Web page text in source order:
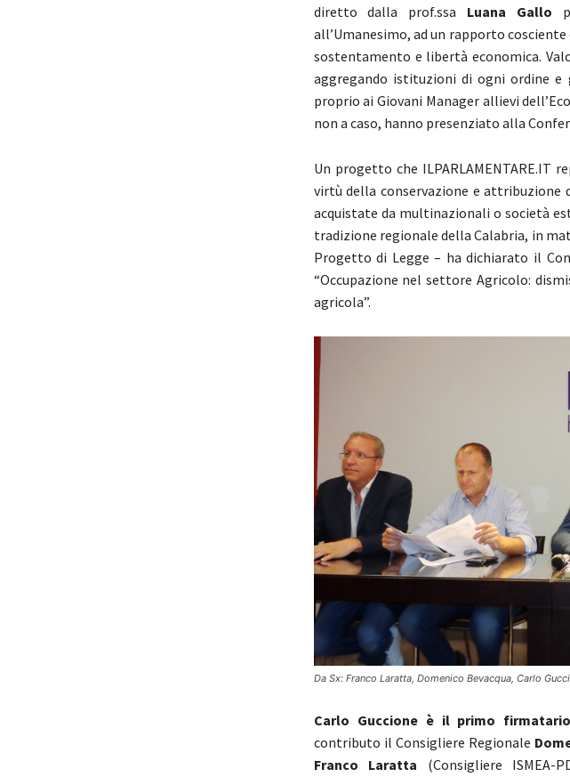
diretto dalla prof.ssa Luana Gallo
all’Umanesimo, ad un rapporto
sostentamento e libertà economica.
aggregando istituzioni di ogni ordine
proprio ai Giovani Manager allievi
non a caso, hanno presenziato alla
Un progetto che
virtù della conservazione e attribuzione
acquistate da multinazionali o società
tradizione regionale della Calabria, in
Progetto di Legge – ha dichiarato il
“Occupazione nel settore Agricolo:
agricola”.
Da Sx: Franco Laratta, Domenico Bevacqua, Carlo
Carlo Guccione è il primo firmatario
contributo il Consigliere Regionale
Franco Laratta (Consigliere ISMEA-